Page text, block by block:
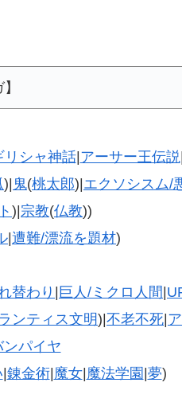
リシャ神話|アーサー王伝説|
)| 鬼(桃太郎)|エクソシスム/
)|宗教(仏教))
|遭難/漂流を題材)
替わり | 巨人/ミクロ人間|
ンティス文明)|不老不死|
パイヤ
|錬金術| 魔女| 魔法学園|夢)